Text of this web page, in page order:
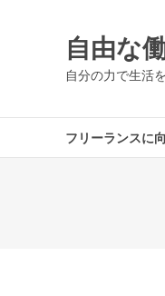
へ
キ
自由な
自分の力で生活
フリーランスに